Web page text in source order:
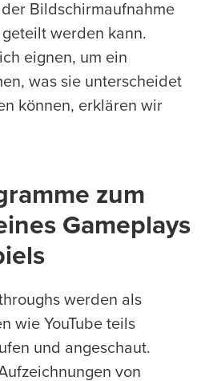
Bildschirmaufnahme
werden kann.
eignen, um ein
was sie unterscheidet
können, erklären wir
zum
Gameplays
werden als
wie YouTube teils
und angeschaut.
von